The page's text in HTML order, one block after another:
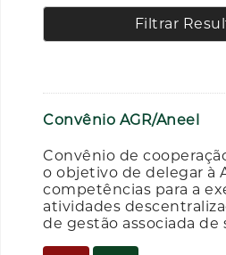
Filtrar
Convênio AGR/Aneel
Convênio de
o objetivo de delegar à
competências para a
atividades
de gestão associada de